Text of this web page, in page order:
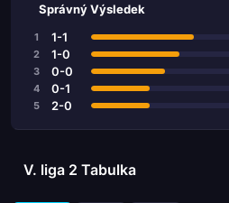
Správný Výsledek
1 1-1
2 1-0
3 0-0
4 0-1
5 2-0
V. liga 2 Tabulka